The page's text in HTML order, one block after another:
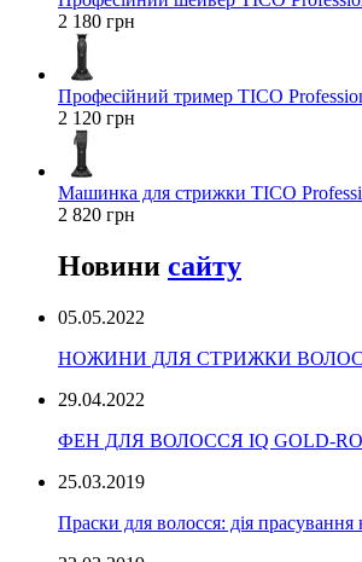
2 180 грн
Професійний тример TICO
2 120 грн
Машинка для стрижки TICO
2 820 грн
Новини сайту
05.05.2022
НОЖИНИ ДЛЯ СТРИЖКИ
29.04.2022
ФЕН ДЛЯ ВОЛОССЯ IQ GOLD-
25.03.2019
Праски для волосся: дія прасування